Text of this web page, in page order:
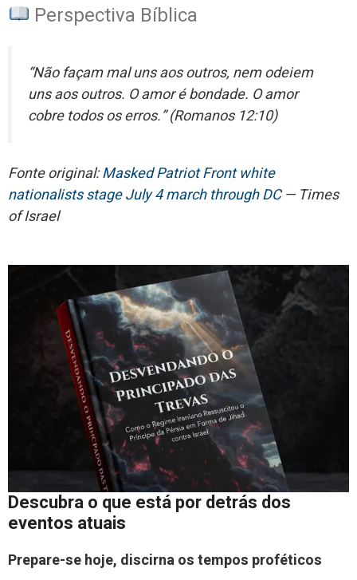
Perspectiva Bíblica
“Não façam mal uns aos outros, nem odeiem
uns aos outros. O amor é bondade. O amor
cobre todos os erros.” (Romanos 12:10)
Fonte original:Masked Patriot Front white
nationalists stage July 4 march through DC— Times
of Israel
Descubra o que está por detrás dos
eventos atuais
Prepare-se hoje, discirna os tempos proféticos